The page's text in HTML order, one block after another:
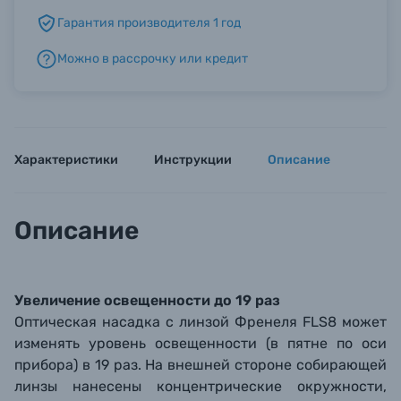
Б/У фототехника (Комиссионные товары)
Гарантия производителя 1 год
Можно в рассрочку или кредит
Характеристики Инструкции Описание
Описание
Увеличение освещенности до 19 раз
Оптическая насадка с линзой Френеля FLS8 может
изменять уровень освещенности (в пятне по оси
прибора) в 19 раз. На внешней стороне собирающей
линзы нанесены концентрические окружности,